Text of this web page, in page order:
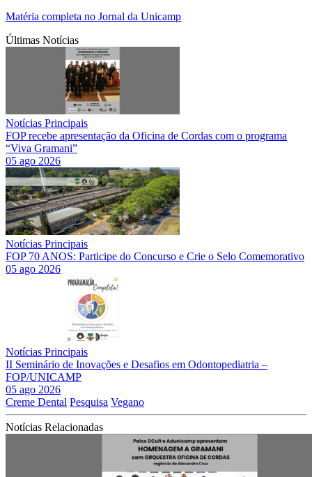
Matéria completa no Jornal da Unicamp
Últimas Notícias
Notícias Principais
FOP recebe apresentação da Oficina de Cordas com o programa
“Viva Gramani”
05 ago 2026
Notícias Principais
FOP 70 ANOS: Participe do Concurso e Crie o Selo Comemorativo
05 ago 2026
Notícias Principais
II Seminário de Inovações e Desafios em Odontopediatria –
FOP/UNICAMP
05 ago 2026
Creme Dental Pesquisa Vegano
Notícias Relacionadas